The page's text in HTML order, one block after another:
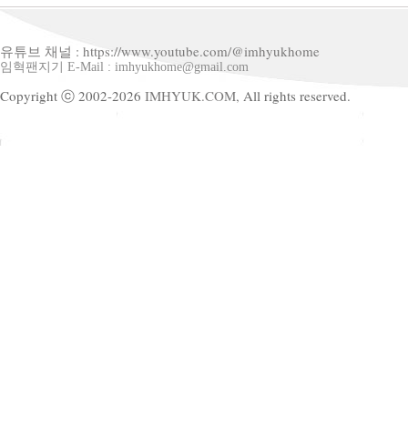
유튜브 채널 : https://www.youtube.com/@imhyukhome
임혁팬지기 E-Mail : imhyukhome@gmail.com
Copyright ⓒ 2002-2026 IMHYUK.COM, All rights reserved.